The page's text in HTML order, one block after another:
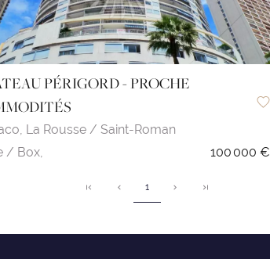
PÉRIGORD - PROCHE
La Rousse / Saint-Roman
/ Box,
100 000 €
1